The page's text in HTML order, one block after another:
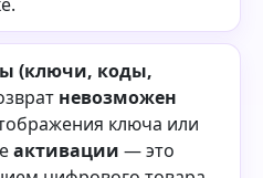
(ключи, коды,
невозможен
ключа или
активации — это